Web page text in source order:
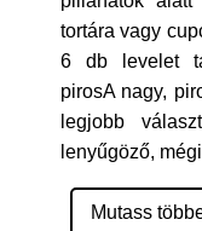
tortára vagy
6 db levelet
pirosA nagy,
legjobb
lenyűgöző,
Mutass